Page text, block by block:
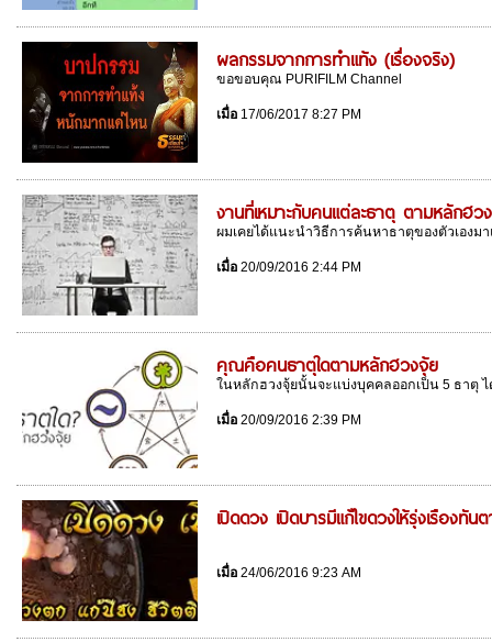
ผลกรรมจากการทำแท้ง (เรื่องจริง)
ขอขอบคุณ PURIFILM Channel
เมื่อ17/06/2017 8:27 PM
งานที่เหมาะกับคนแต่ละธาตุ ตามหลักฮว
ผมเคยได้แนะนำวิธีการค้นหาธาตุของตัวเองม
เมื่อ20/09/2016 2:44 PM
คุณคือคนธาตุใดตามหลักฮวงจุ้ย
ในหลักฮวงจุ้ยนั้นจะแบ่งบุคคลออกเป็น 5 ธาตุ
เมื่อ20/09/2016 2:39 PM
เปิดดวง เปิดบารมีแก้ไขดวงให้รุ่งเรืองทัน
เมื่อ24/06/2016 9:23 AM